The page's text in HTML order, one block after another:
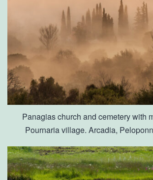
Panagias church and cemetery with
Pournaria village. Arcadia,